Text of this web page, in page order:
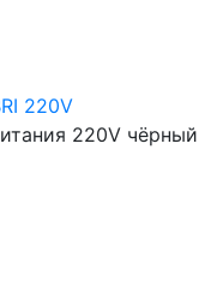
220V
220V чёрный